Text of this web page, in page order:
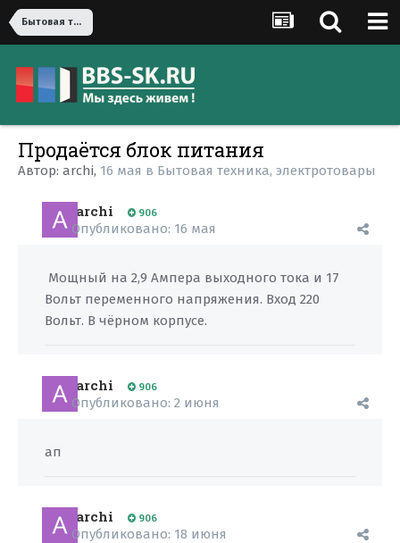
Бытовая техника, электротовары
Продаётся блок питания
Автор: archi, 16 мая в Бытовая техника, электротовары
archi 906
Опубликовано: 16 мая
Мощный на 2,9 Ампера выходного тока и 17
Вольт переменного напряжения. Вход 220
Вольт. В чёрном корпусе.
archi 906
Опубликовано: 2 июня
ап
archi 906
Опубликовано: 18 июня